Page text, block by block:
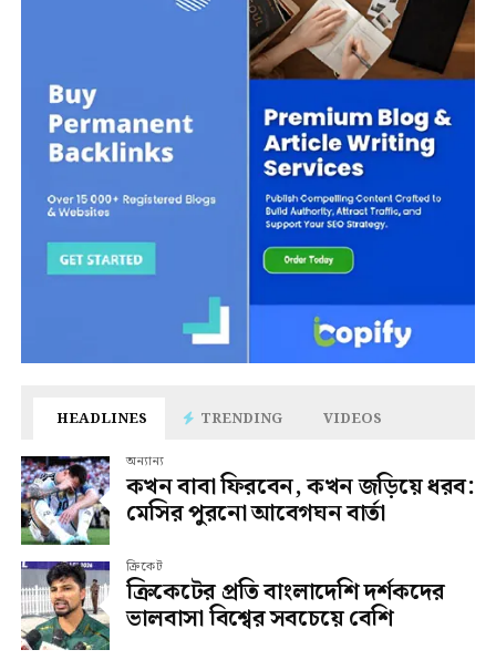
HEADLINES TRENDING VIDEOS
অন্যান্য
কখন বাবা ফিরবেন, কখন জড়িয়ে ধরব:
মেসির পুরনো আবেগঘন বার্তা
ক্রিকেট
ক্রিকেটের প্রতি বাংলাদেশি দর্শকদের
ভালবাসা বিশ্বের সবচেয়ে বেশি